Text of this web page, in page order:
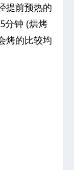
提前预热的
分钟 (烘烤
烤的比较均